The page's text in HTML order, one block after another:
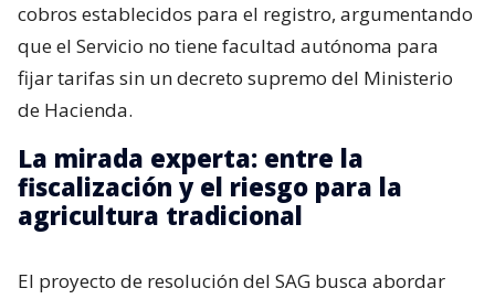
cobros establecidos para el registro, argumentando
que el Servicio no tiene facultad autónoma para
fijar tarifas sin un decreto supremo del Ministerio
de Hacienda.
La mirada experta: entre la
fiscalización y el riesgo para la
agricultura tradicional
El proyecto de resolución del SAG busca abordar